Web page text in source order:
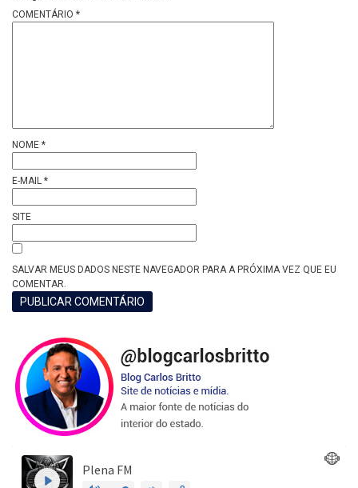
COMENTÁRIO *
NOME *
E-MAIL *
SITE
SALVAR MEUS DADOS NESTE NAVEGADOR PARA A PRÓXIMA VEZ QUE EU
COMENTAR.